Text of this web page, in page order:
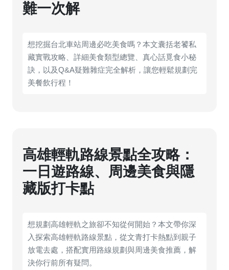
難一次解
想挖掘台北車站周邊必吃美食嗎？本文囊括老饕私
藏實戰攻略、詳細美食類型總覽、真心話覓食小秘
訣，以及Q&A疑難雜症完全解析，讓您輕鬆規劃完
美餐飲行程！
高雄輕軌路線景點全攻略：
一日遊路線、周邊美食與隱
藏版打卡點
想規劃高雄輕軌之旅卻不知從何開始？本文帶你深
入探索高雄輕軌路線景點，從文青打卡熱點到親子
放電去處，搭配實用路線規劃與周邊美食推薦，解
決你行前所有疑問。